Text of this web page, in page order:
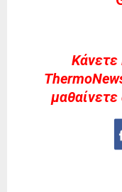
Kάνετε